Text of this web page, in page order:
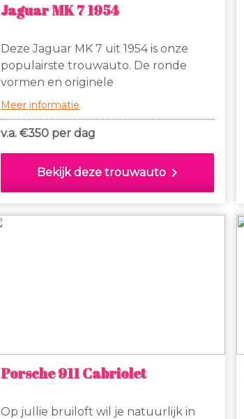
Jaguar MK 7 1954
Deze Jaguar MK 7 uit 1954 is onze
populairste trouwauto. De ronde
vormen en originele
kleurencombinatie van Old English
White en wijnrood, hebben een luxe
uitstraling. Door de lage instap, is er
comfortabel zitten en in- en
uitstappen, ook voor lange mensen of
hoepel of lange sleep.
Meer informatie
v.a. €350 per dag
Bekijk deze trouwautochevron_right
Porsche 911 Cabriolet
Op jullie bruiloft wil je natuurlijk in